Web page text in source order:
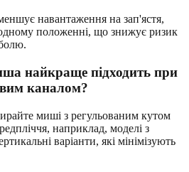
навантаження на зап'ястя,
положенні, що знижує ризик
найкраще підходить при
каналом?
миші з регульованим кутом
наприклад, моделі з
варіанти, які мінімізують